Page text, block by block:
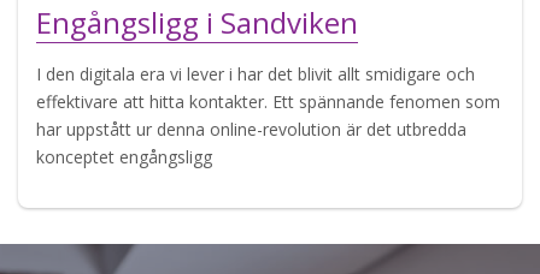
Engångsligg i Sandviken
I den digitala era vi lever i har det blivit allt smidigare och
effektivare att hitta kontakter. Ett spännande fenomen som
har uppstått ur denna online-revolution är det utbredda
konceptet engångsligg